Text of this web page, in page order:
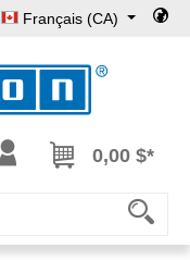
Français (CA)
avez 0 articles dans votre
0,00 $*